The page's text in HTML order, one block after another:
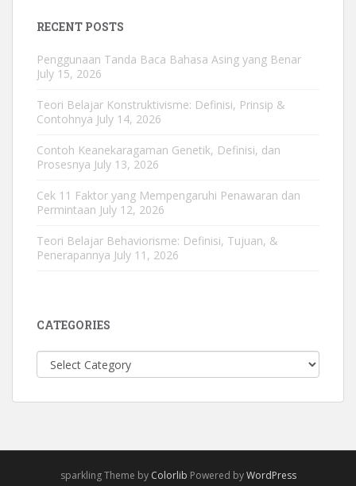
RECENT POSTS
Penggunaan Tanda Baca Bahasa Asing yang Benar
July 15, 2026
Teori Belajar Konstruktivisme: Definisi, Prinsip &
Contohnya July 14, 2026
Contoh Keanekaragaman Genetik, Definisi, dan
Prosesnya July 13, 2026
Cek 11 Faktor yang Mempengaruhi Penawaran dan
Permintaan July 12, 2026
Teori Belajar Behaviorisme: Definisi, Tujuan, &
Penerapannya July 11, 2026
CATEGORIES
Categories
sparkling Theme by Colorlib Powered byWordPress